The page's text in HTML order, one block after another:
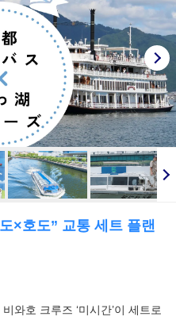
×호도” 교통 세트 플랜
와호 크루즈 ‘미시간’이 세트로